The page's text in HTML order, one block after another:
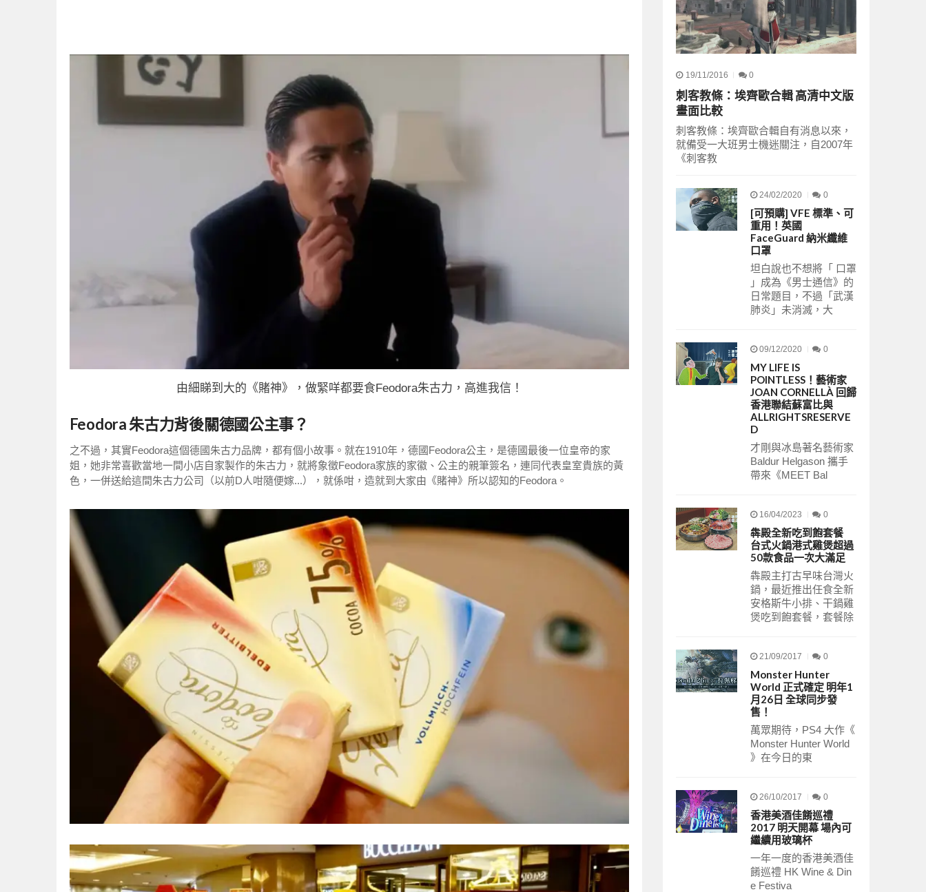
由細睇到大的《賭神》，做緊咩都要食Feodora朱古力，高進我信！
Feodora 朱古力背後關德國公主事？
之不過，其實Feodora這個德國朱古力品牌，都有個小故事。就在1910年，德國Feodora公主，是德國最後一位皇帝的家
姐，她非常喜歡當地一間小店自家製作的朱古力，就將象徵Feodora家族的家徽、公主的親筆簽名，連同代表皇室貴族的黃
色，一併送給這間朱古力公司（以前D人咁隨便嫁...），就係咁，造就到大家由《賭神》所以認知的Feodora。
19/11/2016 0
刺客教條：埃齊歐合輯 高清中文版
畫面比較
刺客教條：埃齊歐合輯自有消息以來，
就備受一大班男士機迷關注，自2007年
《刺客教
24/02/2020 0
[可預購] VFE 標準、可
重用！英國
FaceGuard 納米纖維
口罩
坦白說也不想將「 口罩
」成為《男士通信》的
日常題目，不過「武漢
肺炎」未消滅，大
09/12/2020 0
MY LIFE IS
POINTLESS！藝術家
JOAN CORNELLÀ 回歸
香港聯結蘇富比與
ALLRIGHTSRESERVE
D
才剛與冰島著名藝術家
Baldur Helgason 攜手
帶來《MEET Bal
16/04/2023 0
犇殿全新吃到飽套餐
台式火鍋港式雞煲超過
50款食品一次大滿足
犇殿主打古早味台灣火
鍋，最近推出任食全新
安格斯牛小排、干鍋雞
煲吃到飽套餐，套餐除
21/09/2017 0
Monster Hunter
World 正式確定 明年1
月26日 全球同步發
售！
萬眾期待，PS4 大作《
Monster Hunter World
》在今日的東
26/10/2017 0
香港美酒佳餚巡禮
2017 明天開幕 場內可
繼續用玻璃杯
一年一度的香港美酒佳
餚巡禮 HK Wine & Din
e Festiva